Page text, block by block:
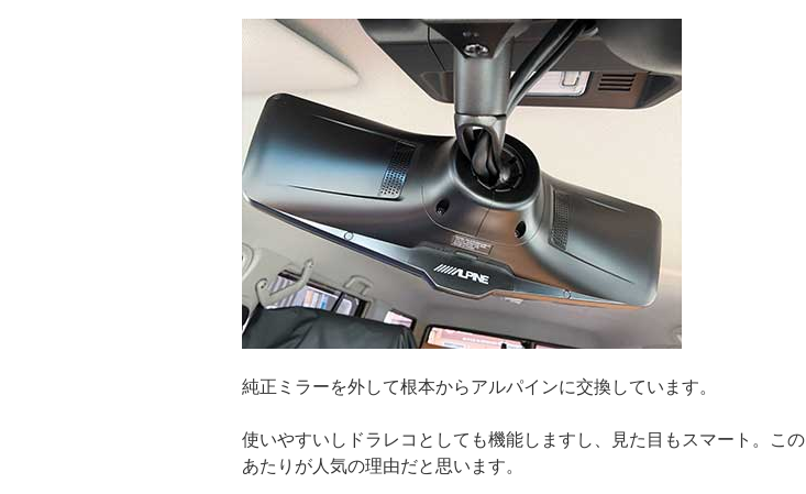
純正ミラーを外して根本からアルパインに交換しています。
使いやすいしドラレコとしても機能しますし、見た目もスマート。この
あたりが人気の理由だと思います。